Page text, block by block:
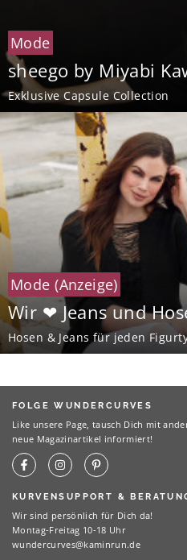
Mode
sheego by Miyabi
Exklusive Capsule Collection
Mode (Anzeige)
Wir ❤ Jeans und
Hosen & Jeans für jeden
FOLGE WUNDERCURVES
Like unsere Page, tausch Dich mit
neue Magazinartikel informiert!
KURVENSUPPORT &
Wir sind persönlich für Dich da!
Montag-Freitag 10-18 Uhr
wundercurves@kaminrun.de